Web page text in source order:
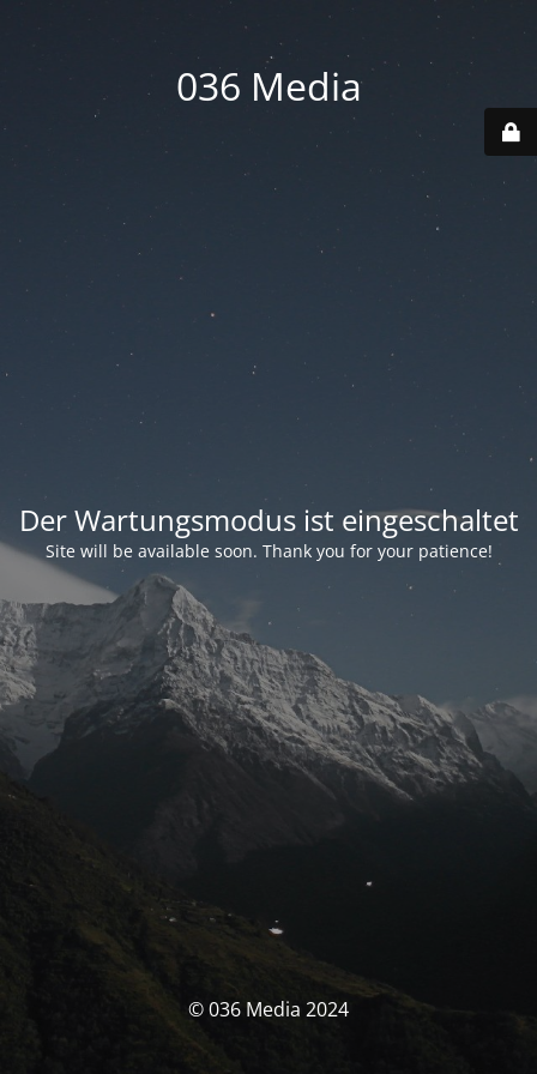
036 Media
Der Wartungsmodus ist eingeschaltet
Site will be available soon. Thank you for your patience!
© 036 Media 2024